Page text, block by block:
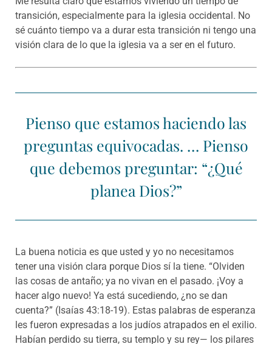
transición, especialmente para la iglesia occidental. No
sé cuánto tiempo va a durar esta transición ni tengo una
visión clara de lo que la iglesia va a ser en el futuro.
Pienso que estamos haciendo las
preguntas equivocadas. … Pienso
que debemos preguntar: “¿Qué
planea Dios?”
La buena noticia es que usted y yo no necesitamos
tener una visión clara porque Dios sí la tiene. “Olviden
las cosas de antaño; ya no vivan en el pasado. ¡Voy a
hacer algo nuevo! Ya está sucediendo, ¿no se dan
cuenta?” (Isaías 43:18-19). Estas palabras de esperanza
les fueron expresadas a los judíos atrapados en el exilio.
Habían perdido su tierra, su templo y su rey— los pilares